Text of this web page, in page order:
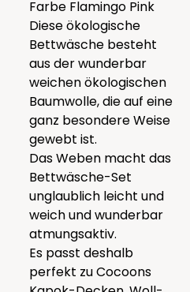
Farbe Flamingo Pink
Diese ökologische
Bettwäsche besteht
aus der wunderbar
weichen ökologischen
Baumwolle, die auf eine
ganz besondere Weise
gewebt ist.
Das Weben macht das
Bettwäsche-Set
unglaublich leicht und
weich und wunderbar
atmungsaktiv.
Es passt deshalb
perfekt zu Cocoons